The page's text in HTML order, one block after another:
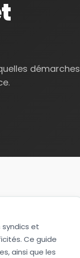
démarches
et
Ce guide
ainsi que les